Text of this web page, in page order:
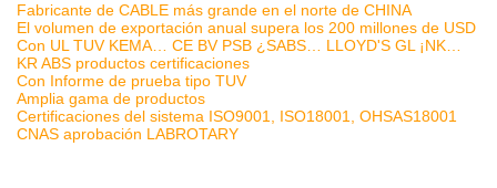
Fabricante de CABLE más grande en el norte de CHINA
El volumen de exportación anual supera los 200 millones de USD
Con UL TUV KEMA… CE BV PSB ¿SABS… LLOYD'S GL ¡NK…
KR ABS productos certificaciones
Con Informe de prueba tipo TUV
Amplia gama de productos
Certificaciones del sistema ISO9001, ISO18001, OHSAS18001
CNAS aprobación LABROTARY